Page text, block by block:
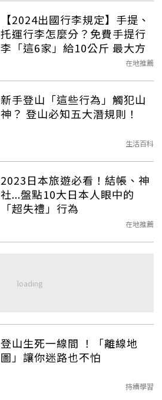
【2024出國行李規定】手提、
托運行李怎麼分？免費手提行
李「這6家」給10公斤 最大方
在地推薦
新手登山「這些行為」觸犯山
神？ 登山必知五大潛規則！
生活百科
2023日本旅遊必看！結帳、神
社...盤點10大日本人眼中的
「超失禮」行為
在地推薦
登山生死一線間 ！「離線地
圖」讓你迷路也不怕
持續學習